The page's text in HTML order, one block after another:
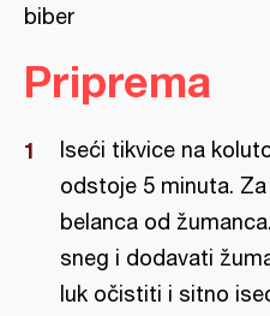
biber
Priprema
Iseći tikvice na
odstoje 5 minuta.
belanca od
sneg i dodavati
luk očistiti i sitno